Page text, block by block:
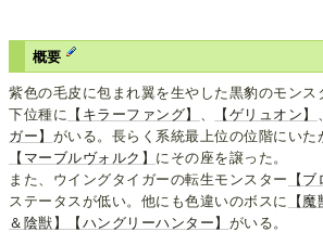
概要
紫色の毛皮に包まれ翼を生やした黒豹のモンス
下位種に
【キラーファング】 【ゲリュオン】
ガー】 がいる。長らく系統最上位の位階にいた
【マーブルヴォルク】 にその座を譲った。
また、ウイングタイガーの転生モンスター
【
ステータスが低い。他にも色違いのボスに
【
＆陰獣】
【ハングリーハンター】 がいる。